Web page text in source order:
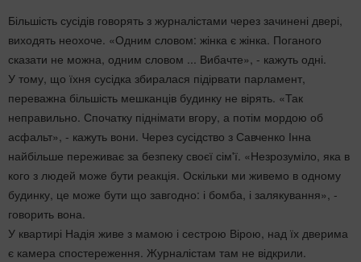
Більшість сусідів говорять з журналістами через зачинені двері,
виходять неохоче. «Одним словом: жінка є жінка. Поганого
сказати не можна, одним словом ... Вибачте», - кажуть одні.
У тому, що їхня сусідка збиралася підірвати парламент,
переважна більшість мешканців будинку не вірять. «Так
неправильно. Спочатку піднімати вгору, а потім мордою об
асфальт», - кажуть вони. Через сусідство з Савченко Інна
найбільше переживає за безпеку своєї сім'ї. «Незрозуміло, яка в
кого з людей може бути реакція. Оскільки ми живемо в одному
будинку, це може бути що завгодно: і бомба, і залякування», -
говорить вона.
У квартирі Надія живе з мамою і сестрою Вірою, над їх дверима
є камера спостереження. Журналістам там не відкрили.